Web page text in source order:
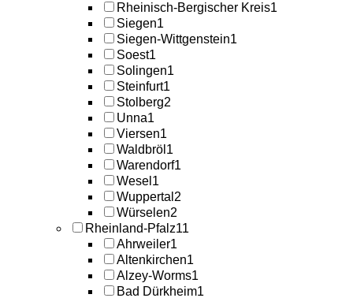
Rheinisch-Bergischer Kreis1
Siegen1
Siegen-Wittgenstein1
Soest1
Solingen1
Steinfurt1
Stolberg2
Unna1
Viersen1
Waldbröl 1
Warendorf1
Wesel 1
Wuppertal 2
Würselen2
Rheinland-Pfalz11
Ahrweiler1
Altenkirchen1
Alzey-Worms1
Bad Dürkheim1